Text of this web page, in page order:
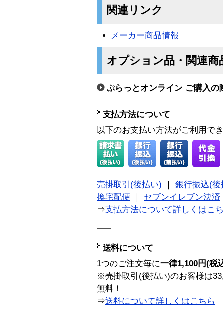
関連リンク
メーカー商品情報
オプション品・関連商
ぷらっとオンライン ご購入の
支払方法について
以下のお支払い方法がご利用で
売掛取引(後払い)
銀行振込(後
換宅配便
セブンイレブン決済
⇒支払方法について詳しくはこ
送料について
1つのご注文毎に一律1,100円(税
※売掛取引(後払い)のお客様は
無料！
⇒送料について詳しくはこちら